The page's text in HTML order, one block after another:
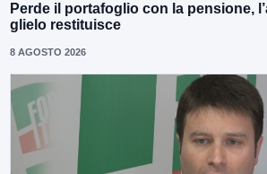
Perde il portafoglio con la pensione,
glielo restituisce
8 AGOSTO 2026